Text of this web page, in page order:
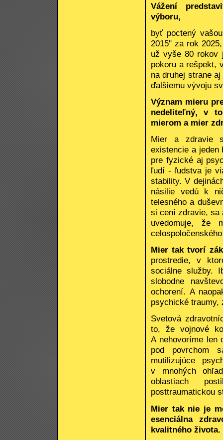
Vážení
výboru,
byť poctený
2015" za rok
už vyše 80 rokov
pokoru a rešpekt,
na druhej strane
ďalšiemu vývoju
Význam mieru
nedeliteľný, v
mierom a mier
Mier a zdravie
existencie a jeden
pre fyzické aj
ľudí - ľudstva je
stability. V
násilie vedú k
telesného a
si cení zdravie, sa
uvedomuje, že
Mier tak tvorí
prostredie, v
sociálne služby.
slobodne
ochorení. A
psychické traumy,
Svetová
to, že vojnové
A nehovoríme len
pod povrchom
mutilizujúce
v mnohých
oblastiach
posttraumatickou
Mier tak nie je
esenciálna
kvalitného života.